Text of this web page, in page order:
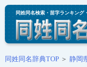
同姓同名検索・苗字ランキング
同姓同名辞典TOP＞ 静岡